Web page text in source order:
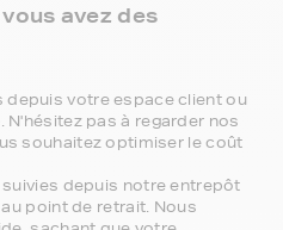
avez des
votre espace client ou
pas à regarder nos
souhaitez optimiser le coût
depuis notre entrepôt
point de retrait. Nous